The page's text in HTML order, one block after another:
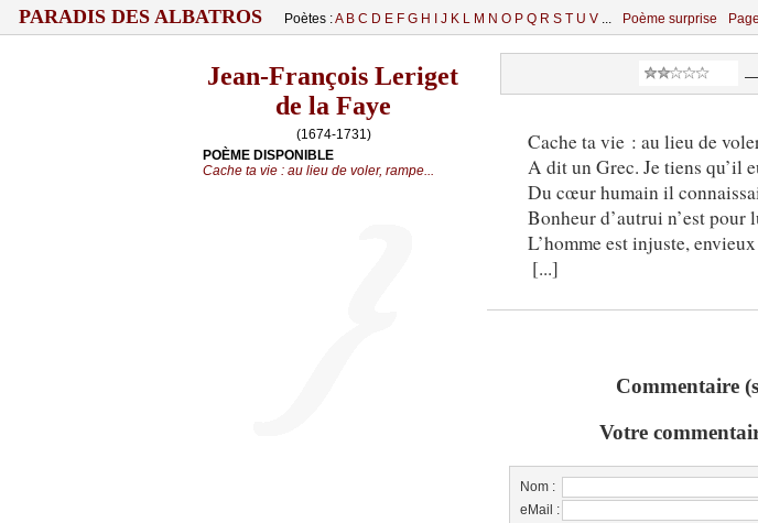
PARADIS DES ALBATROS Poètes :A B C D E F G H J K L M N O P Q R S T U V ... Poème surprise
Jean-François Leriget
de la Faye
(1674-1731)
POÈME DISPONIBLE
Cache ta vie : au lieu de voler, rampe...
Cache ta vie : au lieu de
A dit un Grec. Je tiens qu’il
Du cœur humain il
Bonheur d’autrui n’est pour
L’homme est injuste,
[...]
Commentaire
Votre
Nom :
eMail :